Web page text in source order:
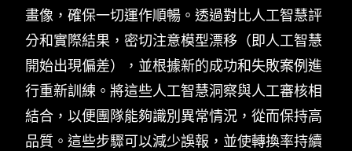
畫像，確保一切運作順暢。透過對比人工智慧評
分和實際結果，密切注意模型漂移（即人工智慧
開始出現偏差），並根據新的成功和失敗案例進
行重新訓練。將這些人工智慧洞察與人工審核相
結合，以便團隊能夠識別異常情況，從而保持高
品質。這些步驟可以減少誤報，並使轉換率持續